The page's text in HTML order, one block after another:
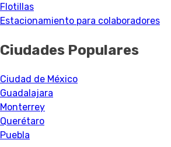
Flotillas
Estacionamiento para colaboradores
Ciudades Populares
Ciudad de México
Guadalajara
Monterrey
Querétaro
Puebla